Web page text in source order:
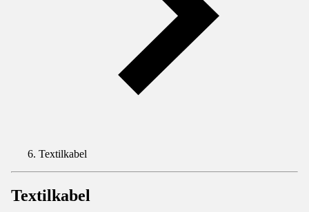
Textilkabel
Textilkabel